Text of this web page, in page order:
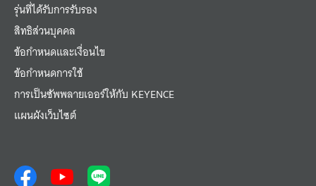
รุ่นที่ได้รับการรับรอง
สิทธิส่วนบุคคล
ข้อกำหนดและเงื่อนไข
ข้อกำหนดการใช้
การเป็นซัพพลายเออร์ให้กับ KEYENCE
แผนผังเว็บไซต์